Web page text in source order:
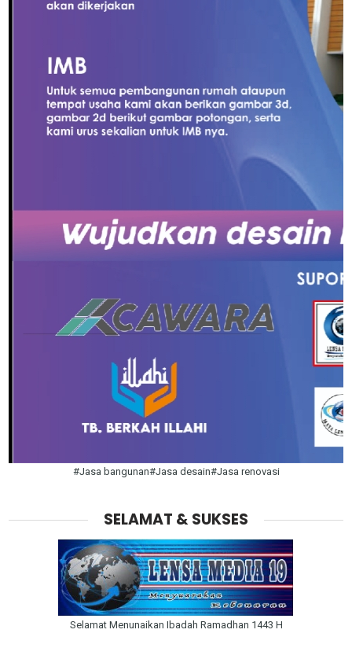
#Jasa bangunan#Jasa desain#Jasa renovasi
SELAMAT & SUKSES
Selamat Menunaikan Ibadah Ramadhan 1443 H